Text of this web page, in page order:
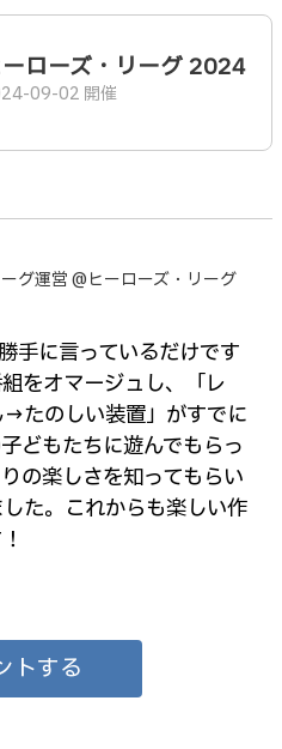
ーローズ・リーグ 2024
09-02 開催
グ運営 @ヒーローズ・リーグ
手に言っているだけです
をオマージュし、「レ
たのしい装置」がすでに
どもたちに遊んでもらっ
の楽しさを知ってもらい
た。これからも楽しい作
トする